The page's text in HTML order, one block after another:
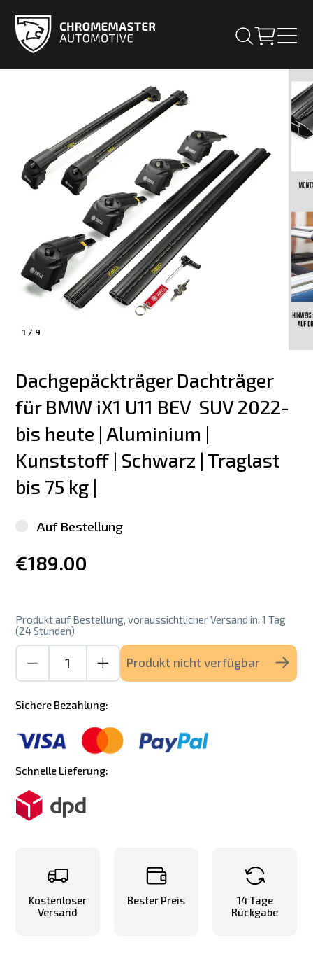
1 / 9
Dachgepäckträger Dachträger
für BMW iX1 U11 BEV  SUV 2022-
bis heute | Aluminium |
Kunststoff | Schwarz | Traglast
bis 75 kg |
Auf Bestellung
€189.00
Produkt auf Bestellung, voraussichtlicher Versand in: 1 Tag
(24 Stunden)
Produkt nicht verfügbar
Sichere Bezahlung:
Schnelle Lieferung:
Kostenloser
Versand
Bester Preis
14 Tage
Rückgabe